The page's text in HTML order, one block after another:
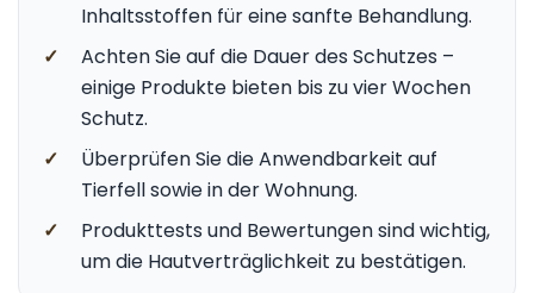
Inhaltsstoffen für eine sanfte Behandlung.
✓
Achten Sie auf die Dauer des Schutzes –
einige Produkte bieten bis zu vier Wochen
Schutz.
✓
Überprüfen Sie die Anwendbarkeit auf
Tierfell sowie in der Wohnung.
✓
Produkttests und Bewertungen sind wichtig,
um die Hautverträglichkeit zu bestätigen.